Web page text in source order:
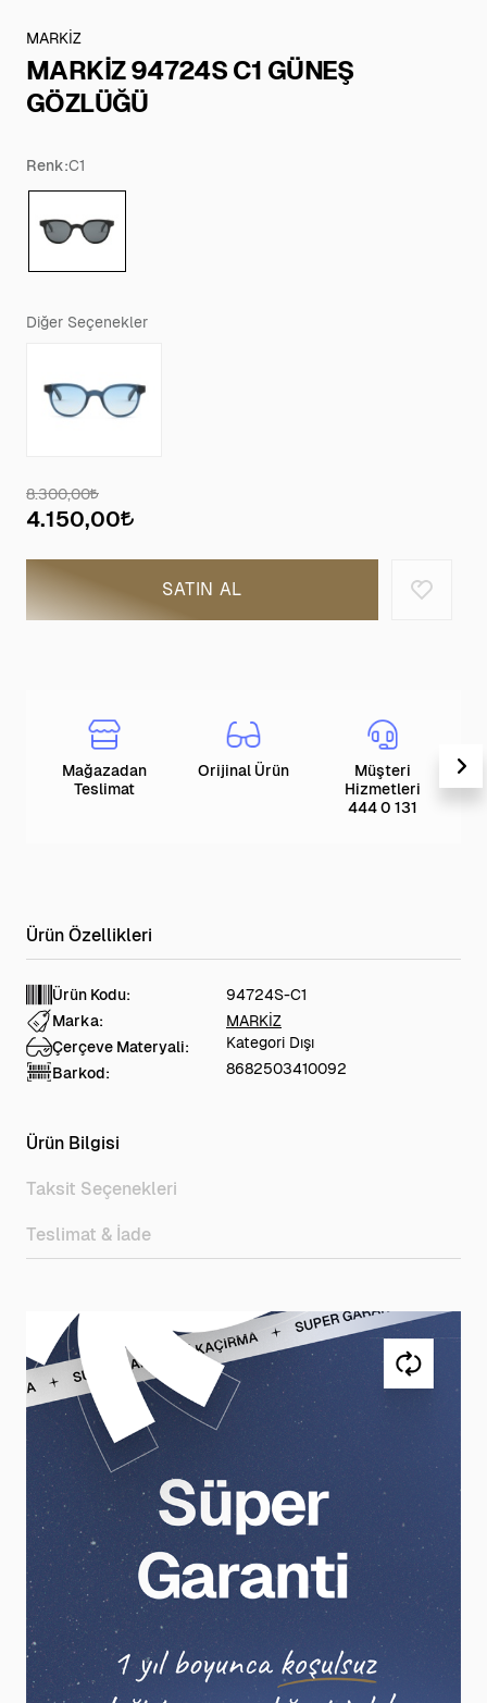
MARKİZ
MARKİZ 94724S C1 GÜNEŞ
GÖZLÜĞÜ
Renk:C1
Diğer Seçenekler
8.300,00
4.150,00
SATIN AL
Mağazadan
Teslimat
Orijinal Ürün
Müşteri
Hizmetleri
444 0 131
Ürün Kodu:
94724S-C1
Marka:
MARKİZ
Çerçeve Materyali:
Kategori Dışı
Barkod:
8682503410092
Ürün Bilgisi
Taksit Seçenekleri
Teslimat & İade